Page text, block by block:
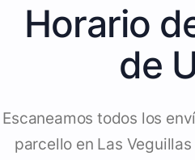
Horario
de
Escaneamos todos los
parcello en Las